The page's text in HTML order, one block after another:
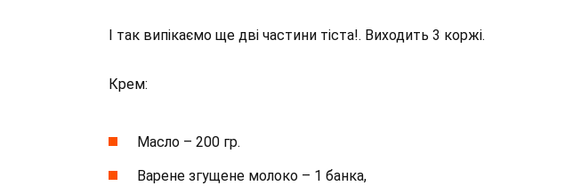
І так випікаємо ще дві частини тіста!. Виходить 3 коржі.
Крем:
Масло – 200 гр.
Варене згущене молоко – 1 банка,